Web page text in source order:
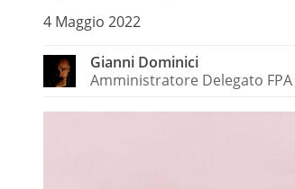
4 Maggio 2022
Gianni Dominici
Amministratore Delegato FPA